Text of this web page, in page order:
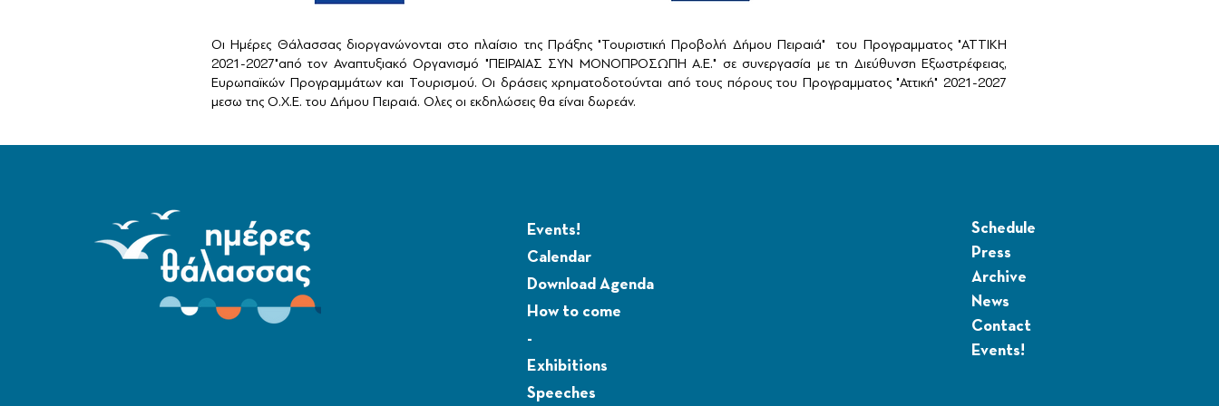
Οι Ημέρες Θάλασσας διοργανώνονται στο πλαίσιο της Πράξης "Τουριστική Προβολή Δήμου Πειραιά" του Προγραμματος "ΑΤΤΙΚΗ
2021-2027"από τον Αναπτυξιακό Οργανισμό "ΠΕΙΡΑΙΑΣ ΣΥΝ ΜΟΝΟΠΡΟΣΩΠΗ Α.Ε." σε συνεργασία με τη Διεύθυνση Εξωστρέφειας,
Ευρωπαϊκών Προγραμμάτων και Τουρισμού. Οι δράσεις χρηματοδοτούνται από τους πόρους του Προγραμματος "Αττική" 2021-2027
μεσω της Ο.Χ.Ε. του Δήμου Πειραιά. Ολες οι εκδηλώσεις θα είναι δωρεάν.
Events!
Calendar
Download Agenda
How to come
-
Exhibitions
Speeches
Schedule
Press
Archive
News
Contact
Events!